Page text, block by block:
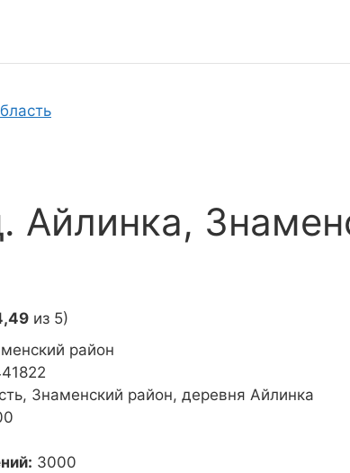
Айлинка,
из 5)
район
Знаменский район, деревня Айлинка
3000